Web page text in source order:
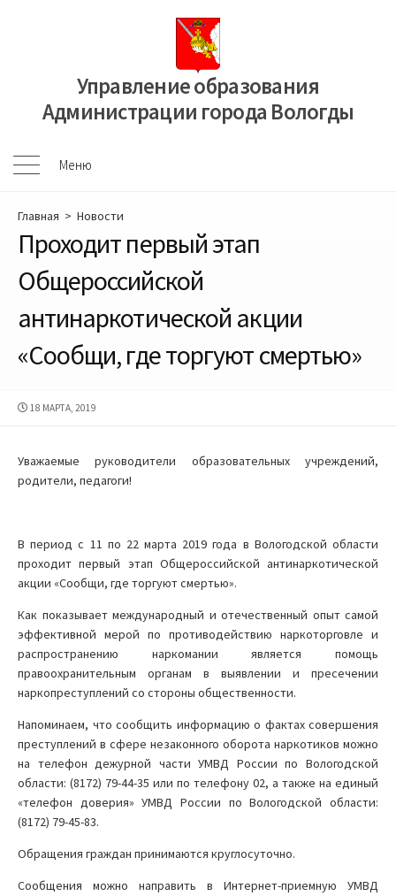
Управление образования
Администрации города Вологды
Меню
Меню
Главная > Новости
Проходит первый этап
Общероссийской
антинаркотической акции
«Сообщи, где торгуют смертью»
ДАТА
18 МАРТА, 2019
Уважаемые руководители образовательных учреждений,
родители, педагоги!
В период с 11 по 22 марта 2019 года в Вологодской области
проходит первый этап Общероссийской антинаркотической
акции «Сообщи, где торгуют смертью».
Как показывает международный и отечественный опыт самой
эффективной мерой по противодействию наркоторговле и
распространению наркомании является помощь
правоохранительным органам в выявлении и пресечении
наркопреступлений со стороны общественности.
Напоминаем, что сообщить информацию о фактах совершения
преступлений в сфере незаконного оборота наркотиков можно
на телефон дежурной части УМВД России по Вологодской
области: (8172) 79-44-35 или по телефону 02, а также на единый
«телефон доверия» УМВД России по Вологодской области:
(8172) 79-45-83.
Обращения граждан принимаются круглосуточно.
Сообщения можно направить в Интернет-приемную УМВД